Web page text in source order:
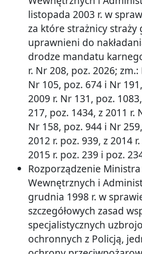
listopada 2003 r. w
za które strażnicy straży
uprawnieni do
drodze mandatu
r. Nr 208, poz. 2026; zm.:
Nr 105, poz. 674 i Nr
2009 r. Nr 131, poz.
217, poz. 1434, z 2011 r.
Nr 158, poz. 944 i Nr
2012 r. poz. 939, z 2014
2015 r. poz. 239 i poz.
Rozporządzenie
Wewnętrznych i
grudnia 1998 r. w
szczegółowych zasad
specjalistycznych
ochronnych z Policją,